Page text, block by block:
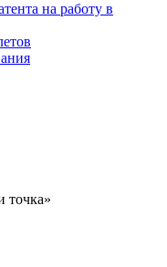
на работу в
точка»